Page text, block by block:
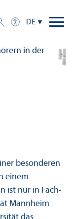
DE
Bil
d:
A
n
n
a
L
o
g
u
e
besonderen
einem
ist nur in Fach­
Mannheim